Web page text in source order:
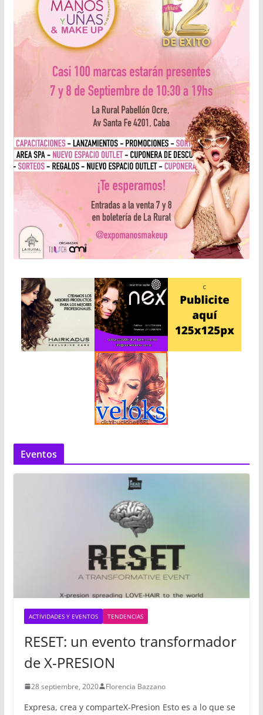
Eventos
ACTIVIDADES Y EVENTOS TENDENCIAS
RESET: un evento transformador
de X-PRESION
28 septiembre, 2020 Florencia Bazzano
Expresa, crea y comparteX-Presion Esto es a lo que se